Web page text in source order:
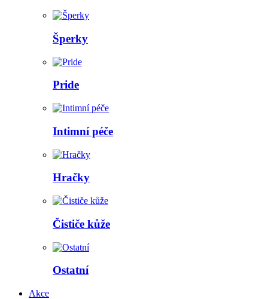
Šperky
Pride
Intimní péče
Hračky
Čističe kůže
Ostatní
Akce